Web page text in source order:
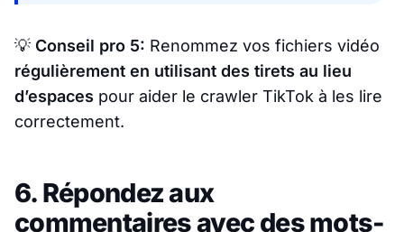
💡 Conseil pro 5: Renommez vos fichiers vidéo
régulièrement en utilisant des tirets au lieu
d’espaces pour aider le crawler TikTok à les lire
correctement.
6. Répondez aux
commentaires avec des mots-